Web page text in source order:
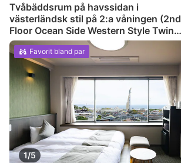
Tvåbäddsrum på havssidan i
västerländsk stil på 2:a våningen (2nd
Floor Ocean Side Western Style Twin
Room)
1/5
Favorit bland par